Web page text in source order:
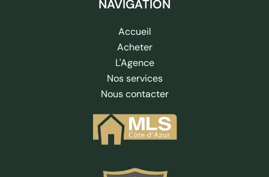
NAVIGATION
Accueil
Acheter
L'Agence
Nos services
Nous contacter